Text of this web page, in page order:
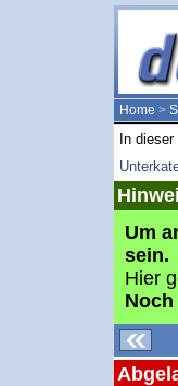
Home >
In
Um
sein.
Hier